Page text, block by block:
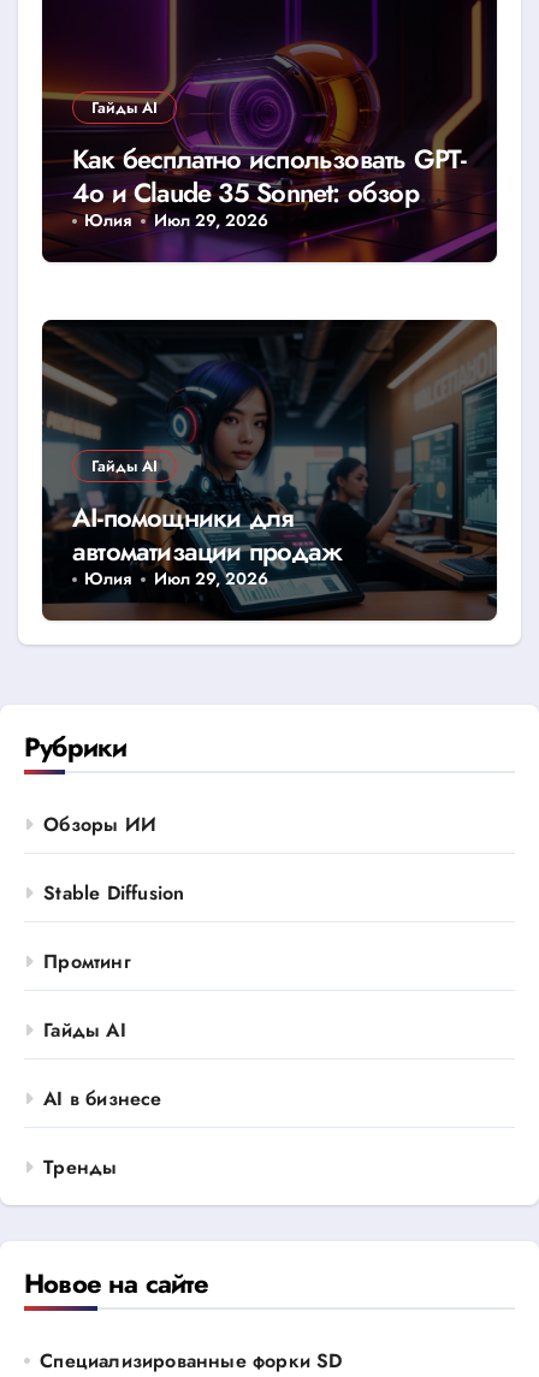
Гайды AI
Как бесплатно использовать GPT-
4o и Claude 35 Sonnet: обзор
доступных лимитов и хаков
Юлия Июл 29, 2026
Гайды AI
AI-помощники для
автоматизации продаж
Юлия Июл 29, 2026
Рубрики
Обзоры ИИ
Stable Diffusion
Промтинг
Гайды AI
AI в бизнесе
Тренды
Новое на сайте
Специализированные форки SD